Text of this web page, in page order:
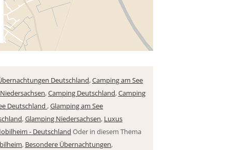
Deutschland,Camping am See
,Camping Deutschland,Camping
Deutschland ,Glamping am See
,Glamping Niedersachsen, Luxus
- Deutschland Oder in diesem Thema
, Besondere Übernachtungen,